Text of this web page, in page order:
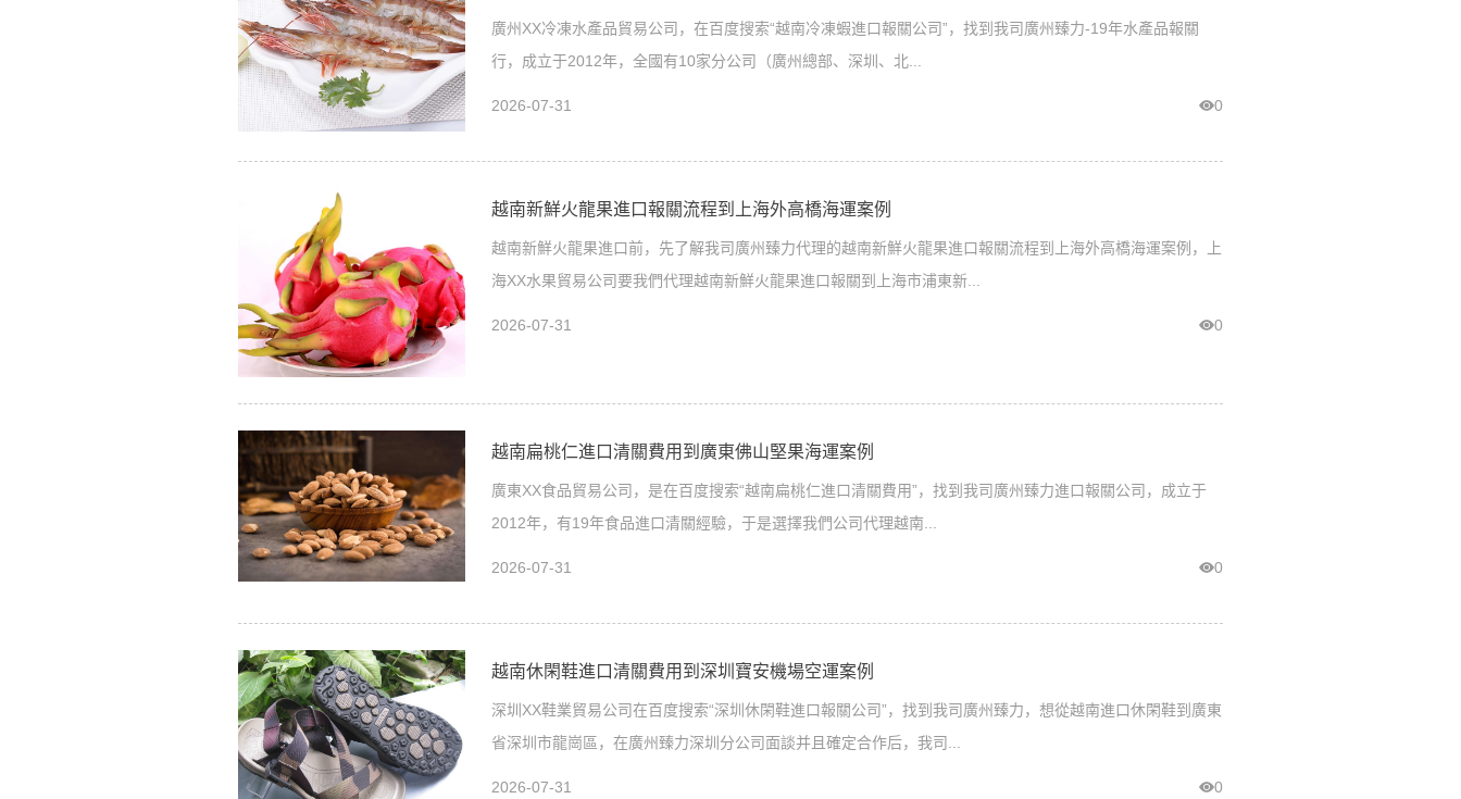
廣州XX冷凍水產品貿易公司，在百度搜索“越南冷凍蝦進口報關公司”，找到我司廣州臻力-19年水產品報關
行，成立于2012年，全國有10家分公司（廣州總部、深圳、北...
0
2026-07-31
越南新鮮火龍果進口報關流程到上海外高橋海運案例
越南新鮮火龍果進口前，先了解我司廣州臻力代理的越南新鮮火龍果進口報關流程到上海外高橋海運案例，上
海XX水果貿易公司要我們代理越南新鮮火龍果進口報關到上海市浦東新...
0
2026-07-31
越南扁桃仁進口清關費用到廣東佛山堅果海運案例
廣東XX食品貿易公司，是在百度搜索“越南扁桃仁進口清關費用”，找到我司廣州臻力進口報關公司，成立于
2012年，有19年食品進口清關經驗，于是選擇我們公司代理越南...
0
2026-07-31
越南休閑鞋進口清關費用到深圳寶安機場空運案例
深圳XX鞋業貿易公司在百度搜索“深圳休閑鞋進口報關公司”，找到我司廣州臻力，想從越南進口休閑鞋到廣東
省深圳市龍崗區，在廣州臻力深圳分公司面談并且確定合作后，我司...
0
2026-07-31